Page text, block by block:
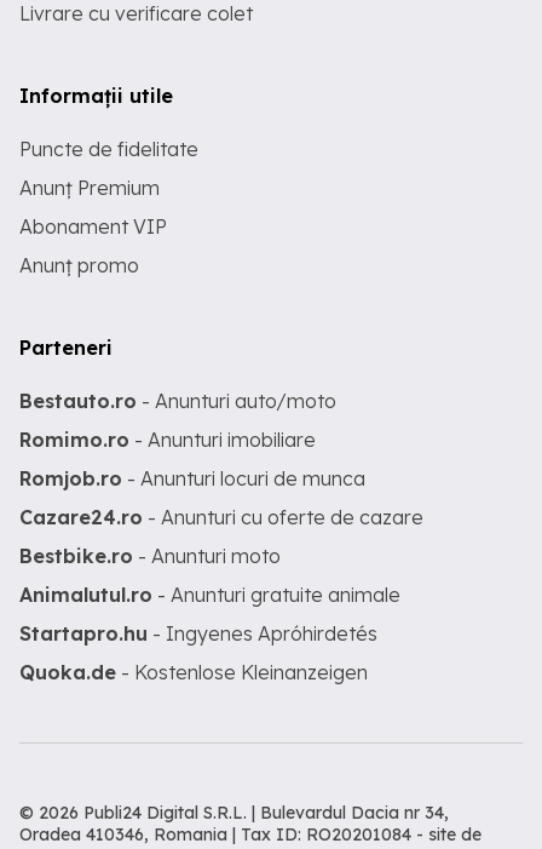
Livrare cu verificare colet
Informații utile
Puncte de fidelitate
Anunț Premium
Abonament VIP
Anunț promo
Parteneri
Bestauto.ro - Anunturi auto/moto
Romimo.ro - Anunturi imobiliare
Romjob.ro - Anunturi locuri de munca
Cazare24.ro - Anunturi cu oferte de cazare
Bestbike.ro - Anunturi moto
Animalutul.ro - Anunturi gratuite animale
Startapro.hu - Ingyenes Apróhirdetés
Quoka.de - Kostenlose Kleinanzeigen
© 2026 Publi24 Digital S.R.L. | Bulevardul Dacia nr 34,
Oradea 410346, Romania | Tax ID: RO20201084 - site de